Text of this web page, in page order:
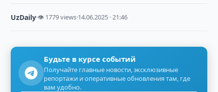
UzDaily·👁 1779 views·14.06.2025 · 21:46
Будьте в курсе событий
Получайте главные новости, эксклюзивные
репортажи и оперативные обновления там, где
вам удобно.